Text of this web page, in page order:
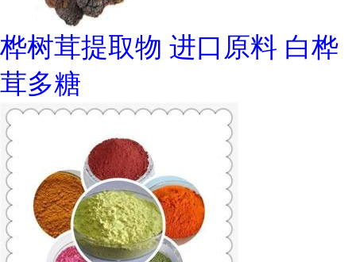
桦树茸提取物 进口原料 白桦
茸多糖